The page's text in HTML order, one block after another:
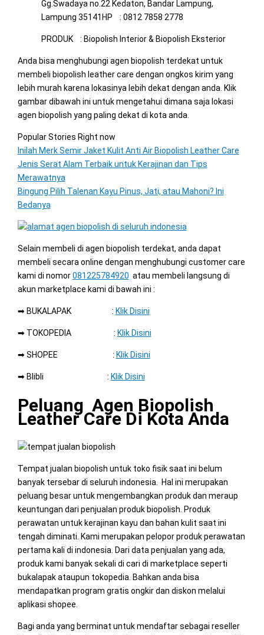
Gg.Swadaya no.22 Kedaton, Bandar Lampung,
Lampung 35141HP : 0812 7858 2778
PRODUK : Biopolish Interior & Biopolish Eksterior
Anda bisa menghubungi agen biopolish terdekat untuk
membeli biopolish leather care dengan ongkos kirim yang
lebih murah karena lokasinya lebih dekat dengan anda. Klik
gambar dibawah ini untuk mengetahui dimana saja lokasi
agen biopolish yang paling dekat di kota anda.
Popular Stories Right now
Inilah Merk Semir Jaket Kulit Anti Air Biopolish Leather Care
Jenis Serat Alam Terbaik untuk Kerajinan dan Tips
Merawatnya
Bingung Pilih Talenan Kayu Pinus, Jati, atau Mahoni? Ini
Bedanya
Selain membeli di agen biopolish terdekat, anda dapat
membeli secara online dengan menghubungi customer care
kami di nomor081225784920 atau membeli langsung di
akun marketplace kami di bawah ini :
➡ BUKALAPAK : Klik Disini
➡ TOKOPEDIA : Klik Disini
➡ SHOPEE : Klik Disini
➡ Blibli : Klik Disini
Peluang Agen Biopolish
Leather Care Di Kota Anda
Tempat jualan biopolish untuk toko fisik saat ini belum
banyak tersebar di seluruh indonesia. Hal ini merupakan
peluang besar untuk mengembangkan produk dan meraup
keuntungan dari penjualan produk biopolish. Produk
perawatan untuk kerajinan kayu dan bahan kulit saat ini
tengah diminati. Kami merupakan pelopor produk perawatan
pertama kali di indonesia. Dari data penjualan yang ada,
produk kami banyak sekali di cari di marketplace seperti
bukalapak ataupun tokopedia. Bahkan anda bisa
mendapatkan program gratis ongkir dan diskon melalui
aplikasi shopee.
Bagi anda yang berminat untuk mendaftar sebagai reseller